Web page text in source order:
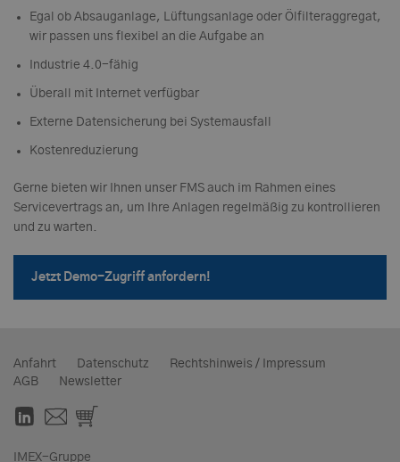
Egal ob Absauganlage, Lüftungsanlage oder Ölfilteraggregat,
wir passen uns flexibel an die Aufgabe an
Industrie 4.0-fähig
Überall mit Internet verfügbar
Externe Datensicherung bei Systemausfall
Kostenreduzierung
Gerne bieten wir Ihnen unser FMS auch im Rahmen eines
Servicevertrags an, um Ihre Anlagen regelmäßig zu kontrollieren
und zu warten.
Jetzt Demo-Zugriff anfordern!
Anfahrt Datenschutz
Rechtshinweis / Impressum
AGB
Newsletter
IMEX-Gruppe